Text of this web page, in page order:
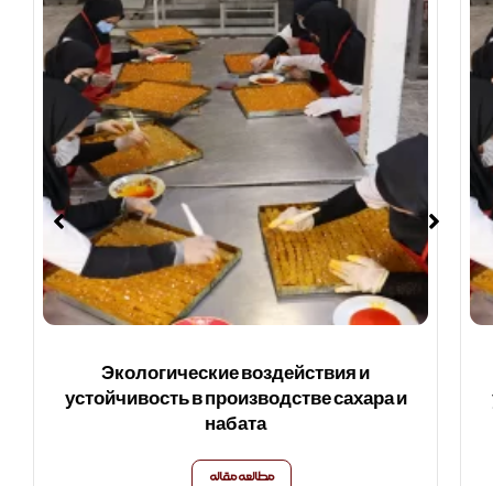
Экологические воздействия и
устойчивость в производстве сахара и
набата
مطالعه مقاله